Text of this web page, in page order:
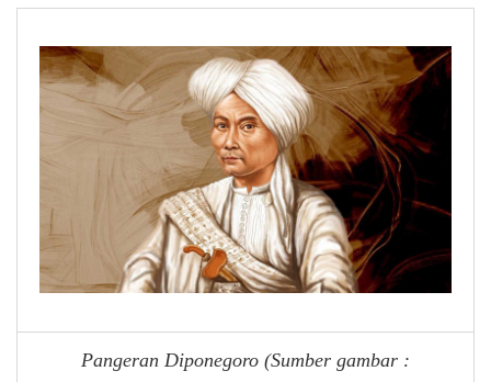
Pangeran Diponegoro (Sumber gambar :